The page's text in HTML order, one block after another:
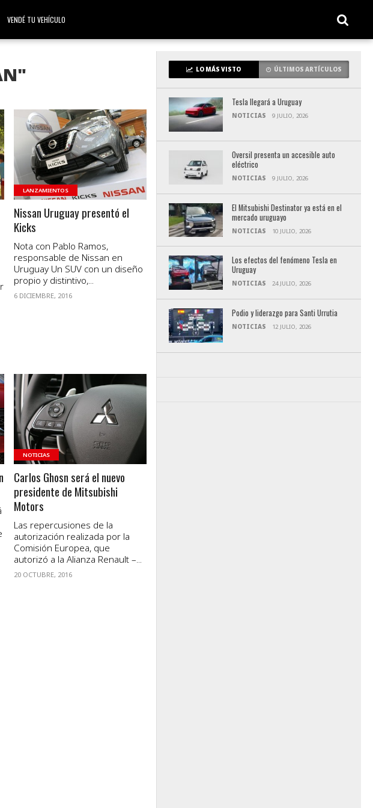
VENDÉ TU VEHÍCULO
VER NOTA
LANZAMIENTOS
Nissan Uruguay presentó el
Kicks
Nota con Pablo Ramos,
responsable de Nissan en
Uruguay Un SUV con un diseño
propio y distintivo,...
6 DICIEMBRE, 2016
VER NOTA
NOTICIAS
Carlos Ghosn será el nuevo
presidente de Mitsubishi
Motors
Las repercusiones de la
autorización realizada por la
Comisión Europea, que
autorizó a la Alianza Renault –...
20 OCTUBRE, 2016
LO MÁS VISTO ÚLTIMOS ARTÍCULOS
Tesla llegará a Uruguay
NOTICIAS 9 JULIO, 2026
Oversil presenta un accesible auto
eléctrico
NOTICIAS 9 JULIO, 2026
El Mitsubishi Destinator ya está en el
mercado uruguayo
NOTICIAS 10 JULIO, 2026
Los efectos del fenómeno Tesla en
Uruguay
NOTICIAS 24 JULIO, 2026
Podio y liderazgo para Santi Urrutia
NOTICIAS 12 JULIO, 2026